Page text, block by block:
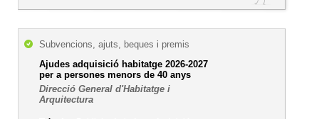
Subvencions, ajuts, beques i premis
Ajudes adquisició habitatge 2026-2027
per a persones menors de 40 anys
Direcció General d'Habitatge i
Arquitectura